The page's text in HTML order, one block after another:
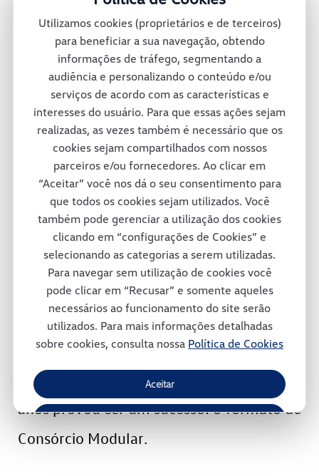
Utilizamos cookies (proprietários e de terceiros)
para beneficiar a sua navegação, obtendo
informações de tráfego, segmentando a
audiência e personalizando o conteúdo e/ou
serviços de acordo com as características e
interesses do usuário. Para que essas ações sejam
realizadas, as vezes também é necessário que os
cookies sejam compartilhados com nossos
parceiros e/ou fornecedores. Ao clicar em
“Aceitar” você nos dá o seu consentimento para
que todos os cookies sejam utilizados. Você
também pode gerenciar a utilização dos cookies
clicando em “configurações de Cookies” e
selecionando as categorias a serem utilizadas.
Para navegar sem utilização de cookies você
pode clicar em “Recusar” e somente aqueles
necessários ao funcionamento do site serão
utilizados. Para mais informações detalhadas
sobre cookies, consulta nossa Política de Cookies
Aceitar
Recusar
montadora oferece mais de 30 diferentes
veículos no México e conta também com
uma rede de concessionárias para dar
suporte total a seus clientes pelas ruas e
estradas mexicanas.
Consórcio Modular
A fábrica da Volkswagen Caminhões e
Ônibus em Resende adotou um projeto
inovador em termos de tecnologia e de
respeito ao colaborador e ao meio-
ambiente. Trata-se de um modelo
inovador de gestão e que, ao longo dos
anos provou ser um sucesso: o formato de
Consórcio Modular.